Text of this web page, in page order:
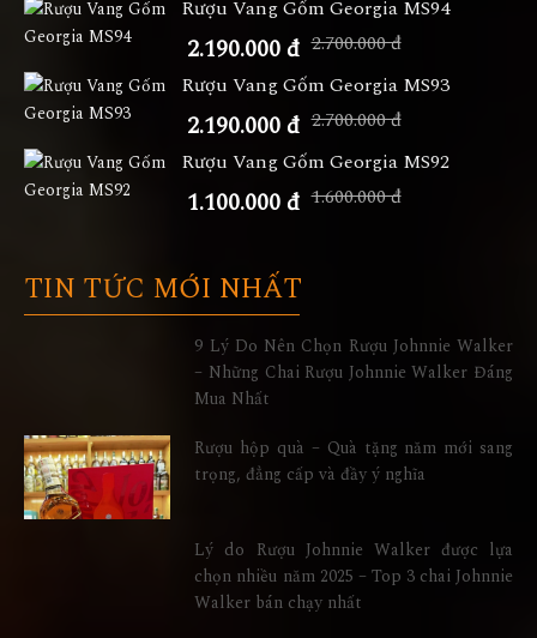
Rượu Vang Gốm Georgia MS94
2.190.000 đ 2.700.000 đ
Rượu Vang Gốm Georgia MS93
2.190.000 đ 2.700.000 đ
Rượu Vang Gốm Georgia MS92
1.100.000 đ 1.600.000 đ
TIN TỨC MỚI NHẤT
9 Lý Do Nên Chọn Rượu Johnnie Walker
– Những Chai Rượu Johnnie Walker Đáng
Mua Nhất
Rượu hộp quà – Quà tặng năm mới sang
trọng, đẳng cấp và đầy ý nghĩa
Lý do Rượu Johnnie Walker được lựa
chọn nhiều năm 2025 – Top 3 chai Johnnie
Walker bán chạy nhất